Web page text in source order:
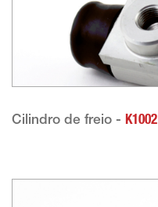
Cilindro de freio - K1002